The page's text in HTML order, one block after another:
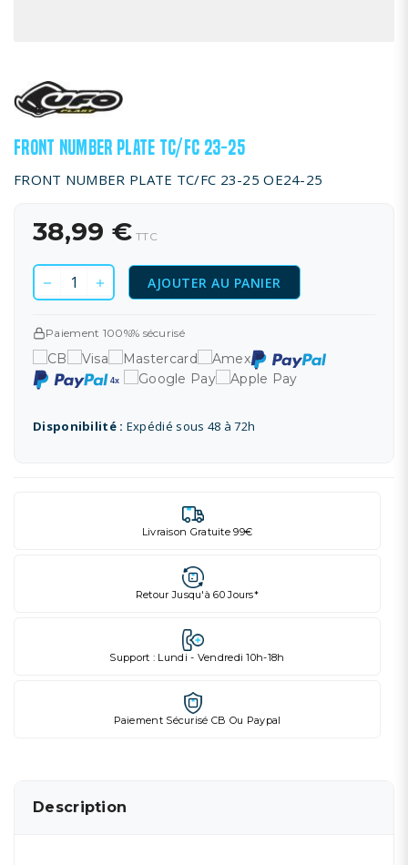
FRONT NUMBER PLATE TC/FC 23-25
FRONT NUMBER PLATE TC/FC 23-25 OE24-25
38,99 € TTC
AJOUTER AU PANIER
Paiement 100%% sécurisé
Disponibilité : Expédié sous 48 à 72h
Livraison Gratuite 99€
Retour Jusqu'à 60 Jours*
Support : Lundi - Vendredi 10h-18h
Paiement Sécurisé CB Ou Paypal
Description